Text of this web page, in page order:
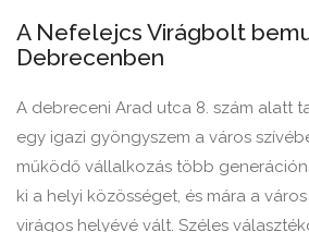
A Nefelejcs Virágbolt
Debrecenben
A debreceni Arad utca 8. szám alatt
egy igazi gyöngyszem a város
működő vállalkozás több
ki a helyi közösséget, és mára a
virágos helyévé vált. Széles